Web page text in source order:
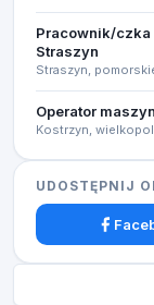
Pracownik/czka
Straszyn
Straszyn,
Operator
Kostrzyn,
UDOSTĘPNIJ